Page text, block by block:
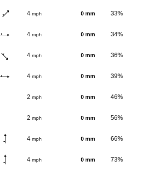
4 mph 0 mm 33%
4 mph 0 mm 34%
4 mph 0 mm 36%
4 mph 0 mm 39%
2 mph 0 mm 46%
2 mph 0 mm 56%
4 mph 0 mm 66%
4 mph 0 mm 73%